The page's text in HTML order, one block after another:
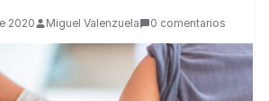
2020 Miguel Valenzuela 0 comentarios